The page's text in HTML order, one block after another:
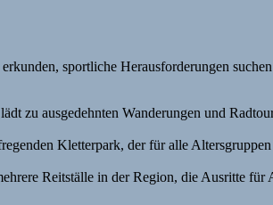
sportliche Herausforderungen
zu ausgedehnten Wanderungen und
Kletterpark, der für alle
Reitställe in der Region, die Ausritte für